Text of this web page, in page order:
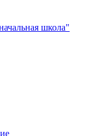
школа"